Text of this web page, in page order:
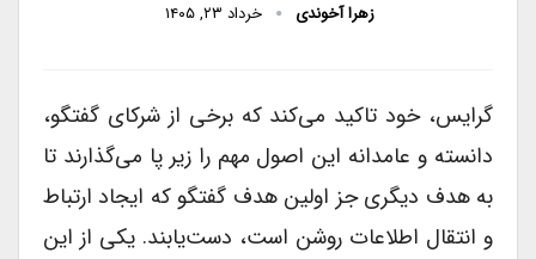
زهرا آخوندی خرداد ۲۳, ۱۴۰۵
گرایس، خود تاکید می‌کند که برخی از شرکای گفتگو،
دانسته و عامدانه این اصول مهم را زیر پا می‌گذارند تا
به هدف دیگری جز اولین هدف گفتگو که ایجاد ارتباط
و انتقال اطلاعات روشن است، دست‌یابند. یکی از این